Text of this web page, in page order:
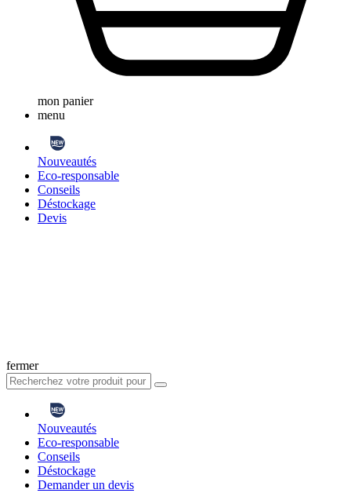
mon panier
menu
Nouveautés
Eco-responsable
Conseils
Déstockage
Devis
fermer
Nouveautés
Eco-responsable
Conseils
Déstockage
Demander un devis